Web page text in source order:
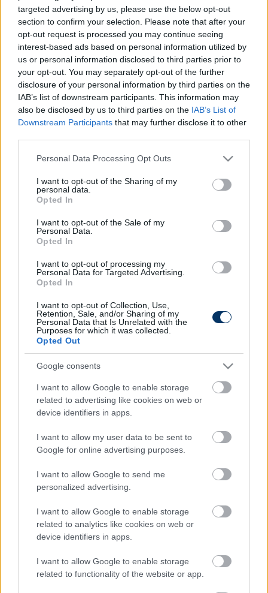
targeted advertising by us, please use the below opt-out
section to confirm your selection. Please note that after your
opt-out request is processed you may continue seeing
interest-based ads based on personal information utilized by
us or personal information disclosed to third parties prior to
your opt-out. You may separately opt-out of the further
disclosure of your personal information by third parties on the
IAB’s list of downstream participants. This information may
also be disclosed by us to third parties on the IAB’s List of
Downstream Participants that may further disclose it to other
Please note that this website/app uses one or more Google
not limited to your visit or usage behaviour. You may click to
grant or deny consent to Google and its third-party tags to
use your data for below specified purposes in below Google
consent section.
Personal Data Processing Opt Outs
I want to opt-out of the Sharing of my
personal data.
Opted In
I want to opt-out of the Sale of my
Personal Data.
Opted In
I want to opt-out of processing my
Personal Data for Targeted Advertising.
Opted In
I want to opt-out of Collection, Use,
Retention, Sale, and/or Sharing of my
Personal Data that Is Unrelated with the
Purposes for which it was collected.
Opted Out
Google consents
I want to allow Google to enable storage
related to advertising like cookies on web or
device identifiers in apps.
I want to allow my user data to be sent to
Google for online advertising purposes.
I want to allow Google to send me
personalized advertising.
I want to allow Google to enable storage
related to analytics like cookies on web or
device identifiers in apps.
I want to allow Google to enable storage
related to functionality of the website or app.
- Természetesen értesültem róla, hogy nem vagyok
a portugálok ellen készülő keret tagja. Amikor a
születésnapomon, december 31-én hívott a
kapitány, abban maradtunk, hogy az összetartás
előtt egyeztetünk, megnézzük, hogy alakul a
beilleszkedésem az új csapatnál. Ma beszéltem a
kapitánnyal, elmondtam neki, elfogadom és
logikusnak tartom a döntését. Bernd Storck korrekt
módon jelezte, mivel nem garantálhatja, hogy
pályára lépek majd a selejtezőn, nem lenne
szerencsés, ha ennyit utaznék, és ilyen sok időre
elhagynám a Chicago Fire-t. Mondta, tegyem a
dolgom, rúgjam a gólokat, ahogy eddig is, és akkor
nyitva lesz számomra a válogatott kapuja. Nagyon
sikerülne jó eredményt elérni Portugáliában. És
persze mindent megteszek, hogy a jövőben ismét
Itt állíthatod be, hogy a Csakfoci az elsők
között legyen a Google-találatokban
Link másolása Email küldés
#NIKOLICS NEMANJA
#PORTUGÁLIA-MAGYARORSZÁG
Autópiac
Kawasaki Z 900